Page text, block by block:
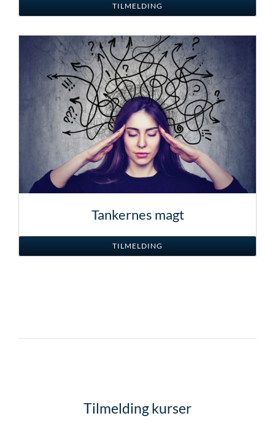
TILMELDING
Tankernes magt
TILMELDING
Tilmelding kurser